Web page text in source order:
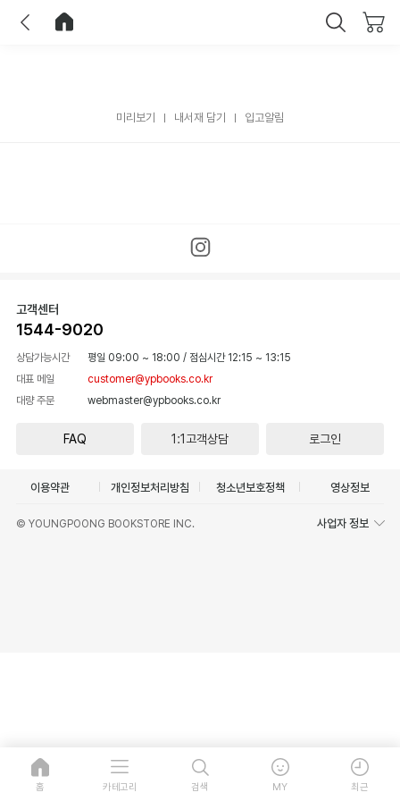
미리보기 내서재 담기 입고알림
고객센터
1544-9020
상담가능시간 평일 09:00 ~ 18:00 / 점심시간 12:15 ~ 13:15
대표 메일
customer@ypbooks.co.kr
대량 주문
webmaster@ypbooks.co.kr
FAQ 1:1고객상담 로그인
이용약관 개인정보처리방침 청소년보호정책 영상정보
© YOUNGPOONG BOOKSTORE INC. 사업자 정보
홈 카테고리 검색 MY 최근